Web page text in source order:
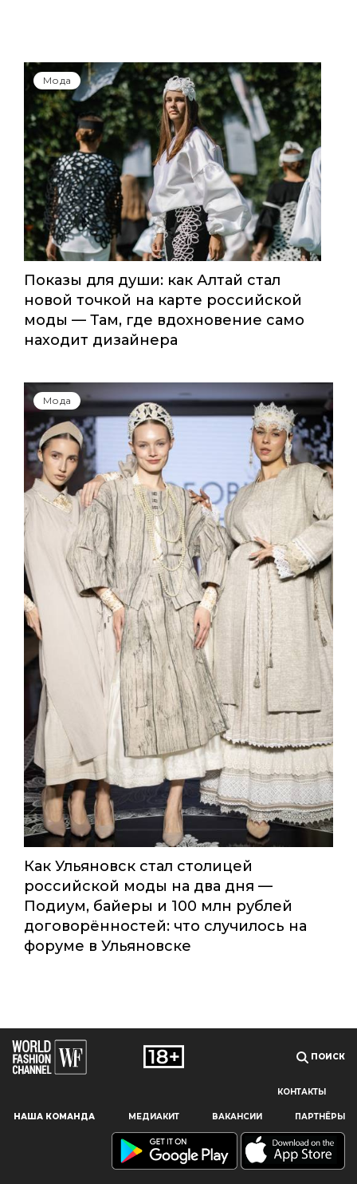
Наш сайт использует файлы cookie и похожие технологии,
чтобы гарантировать максимальное удобство
пользователям, предоставляя персонализированную
информацию, запоминая предпочтения в области
Global Destination Awards 2026: World
Fashion Channel впервые объединит
элиту мирового туризма на
торжественной церемонии в
Москве
Мода
Показы для души: как Алтай стал
новой точкой на карте российской
моды — Там, где вдохновение само
находит дизайнера
российской моды на два дня —
Подиум, байеры и 100 млн рублей
договорённостей: что случилось на